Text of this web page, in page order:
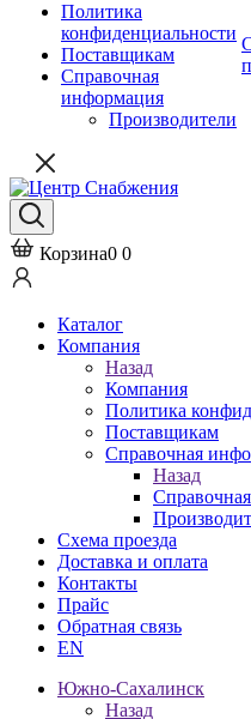
Политика
конфиденциальности
Поставщикам
Справочная
информация
Производители
Корзина0 0
Каталог
Компания
Назад
Компания
Политика
Поставщикам
Справочная
Назад
Схема проезда
Доставка и оплата
Контакты
Прайс
Обратная связь
EN
Южно-Сахалинск
Назад